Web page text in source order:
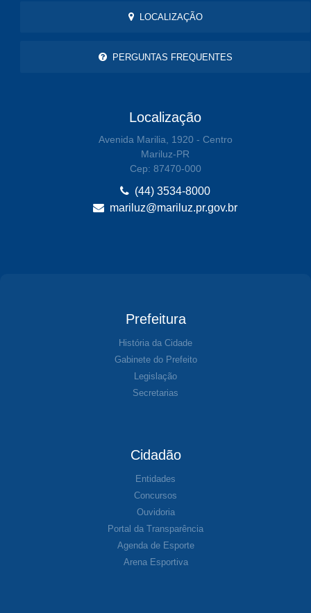
LOCALIZAÇÃO
PERGUNTAS FREQUENTES
Localização
Avenida Marilia, 1920 - Centro
Mariluz-PR
Cep: 87470-000
(44) 3534-8000
mariluz@mariluz.pr.gov.br
Prefeitura
História da Cidade
Gabinete do Prefeito
Legislação
Secretarias
Cidadão
Entidades
Concursos
Ouvidoria
Portal da Transparência
Agenda de Esporte
Arena Esportiva